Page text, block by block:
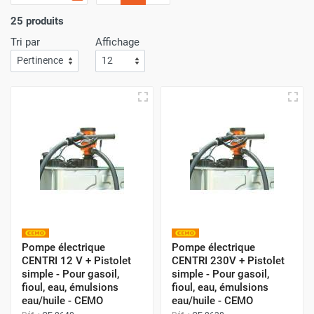
gérant leur propre flotte ou chauffage.
Types de Pompes et Polyvalence
(CEMO)
sélectionnées pour leur fiabilité et leur grande variété de
Solutions Électriques
permettant une utilisation mobile sur véhicule
(chantier) ou fixe sur station-service d'atelier.
Débit :Large éventail de débits, de25 l/minjusqu'à
100 l/minpour les besoins de ravitaillement les plus
25 produits
Tri par
Affichage
Pompe électrique
CENTRI 12 V + Pistolet
simple - Pour gasoil,
fioul, eau, émulsions
eau/huile - CEMO
Pompe électrique
CENTRI 230V + Pistolet
simple - Pour gasoil,
fioul, eau, émulsions
eau/huile - CEMO